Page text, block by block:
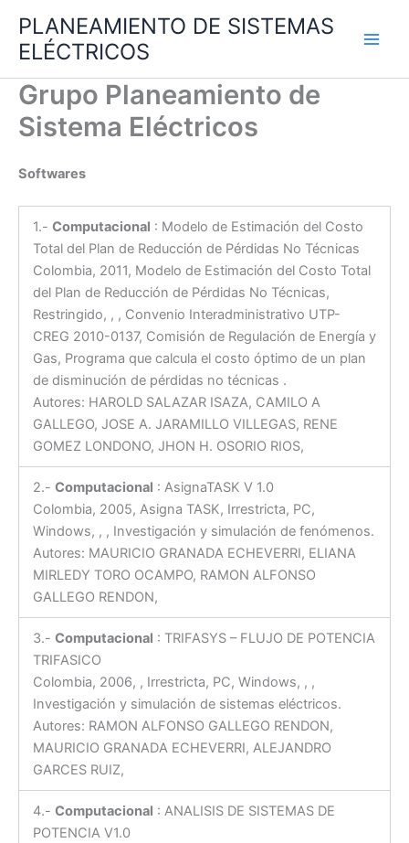
contenido
PLANEAMIENTO DE SISTEMAS
ELÉCTRICOS
Grupo Planeamiento de
Sistema Eléctricos
Softwares
1.- Computacional : Modelo de Estimación del Costo
Total del Plan de Reducción de Pérdidas No Técnicas
Colombia, 2011, Modelo de Estimación del Costo Total
del Plan de Reducción de Pérdidas No Técnicas,
Restringido, , , Convenio Interadministrativo UTP-
CREG 2010-0137, Comisión de Regulación de Energía y
Gas, Programa que calcula el costo óptimo de un plan
de disminución de pérdidas no técnicas .
Autores: HAROLD SALAZAR ISAZA, CAMILO A
GALLEGO, JOSE A. JARAMILLO VILLEGAS, RENE
GOMEZ LONDONO, JHON H. OSORIO RIOS,
2.- Computacional : AsignaTASK V 1.0
Colombia, 2005, Asigna TASK, Irrestricta, PC,
Windows, , , Investigación y simulación de fenómenos.
Autores: MAURICIO GRANADA ECHEVERRI, ELIANA
MIRLEDY TORO OCAMPO, RAMON ALFONSO
GALLEGO RENDON,
3.- Computacional : TRIFASYS – FLUJO DE POTENCIA
TRIFASICO
Colombia, 2006, , Irrestricta, PC, Windows, , ,
Investigación y simulación de sistemas eléctricos.
Autores: RAMON ALFONSO GALLEGO RENDON,
MAURICIO GRANADA ECHEVERRI, ALEJANDRO
GARCES RUIZ,
4.- Computacional : ANALISIS DE SISTEMAS DE
POTENCIA V1.0